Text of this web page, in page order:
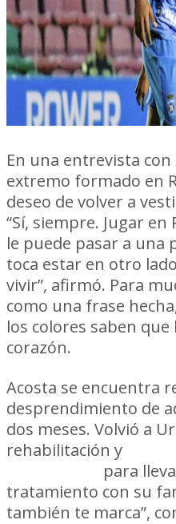
En una entrevista con
extremo formado en
deseo de volver a
“Sí, siempre. Jugar
le puede pasar a una
toca estar en otro
vivir”, afirmó. Para
como una frase
los colores saben que
corazón.
Acosta se encuentra
desprendimiento de
dos meses. Volvió a
rehabilitación y
para
tratamiento con su
también te marca”,